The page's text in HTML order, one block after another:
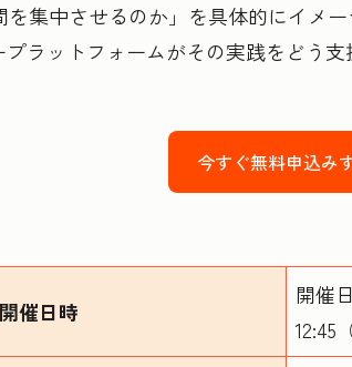
集中させるのか」を具体的にイメ
ラットフォームがその実践をどう支
今すぐ無料申込み
開催日時
開催
12:45